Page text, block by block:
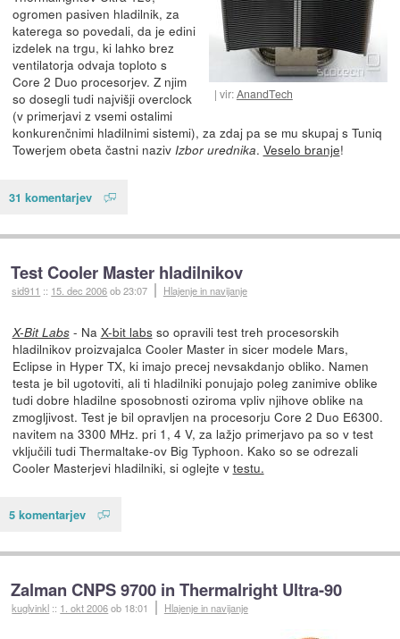
vir:AnandTech
ogromen pasiven hladilnik, za
katerega so povedali, da je edini
izdelek na trgu, ki lahko brez
ventilatorja odvaja toploto s
Core 2 Duo procesorjev. Z njim
so dosegli tudi najvišji overclock
(v primerjavi z vsemi ostalimi
konkurenčnimi hladilnimi sistemi), za zdaj pa se mu skupaj s Tuniq
Towerjem obeta častni naziv Izbor urednika. Veselo branje!
31 komentarjev
Test Cooler Master hladilnikov
sid911 :: 15. dec 2006ob 23:07 Hlajenje in navijanje
X-Bit Labs- Na X-bit labsso opravili test treh procesorskih
hladilnikov proizvajalca Cooler Master in sicer modele Mars,
Eclipse in Hyper TX, ki imajo precej nevsakdanjo obliko. Namen
testa je bil ugotoviti, ali ti hladilniki ponujajo poleg zanimive oblike
tudi dobre hladilne sposobnosti oziroma vpliv njihove oblike na
zmogljivost. Test je bil opravljen na procesorju Core 2 Duo E6300.
navitem na 3300 MHz. pri 1, 4 V, za lažjo primerjavo pa so v test
vključili tudi Thermaltake-ov Big Typhoon. Kako so se odrezali
Cooler Masterjevi hladilniki, si oglejte v testu.
5 komentarjev
Zalman CNPS 9700 in Thermalright Ultra-90
kuglvinkl :: 1. okt 2006ob 18:01 Hlajenje in navijanje